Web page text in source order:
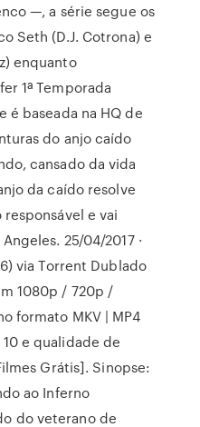
—, a série segue os
Seth (D.J. Cotrona) e
enquanto
1ª Temporada
é baseada na HQ de
do anjo caído
cansado da vida
da caído resolve
e vai
25/04/2017 ·
via Torrent Dublado
1080p / 720p /
formato MKV | MP4
e qualidade de
Grátis]. Sinopse:
ao Inferno
do veterano de